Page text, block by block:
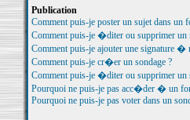
Publication
Comment puis-je poster un sujet dans un
Comment puis-je �diter ou supprimer un
Comment puis-je ajouter une signature �
Comment puis-je cr�er un sondage ?
Comment puis-je �diter ou supprimer un
Pourquoi ne puis-je pas acc�der � un
Pourquoi ne puis-je pas voter dans un